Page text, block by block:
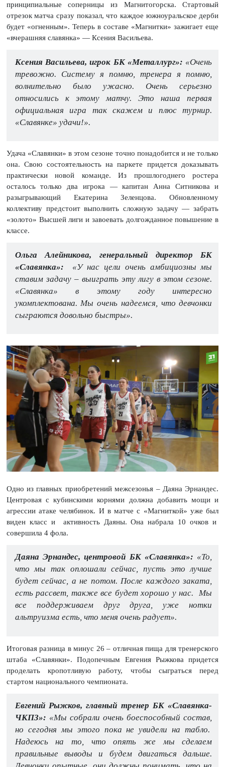
принципиальные соперницы из Магнитогорска. Стартовый
отрезок матча сразу показал, что каждое южноуральское дерби
будет «огненным». Теперь в составе «Магнитки» зажигает еще
«вчерашняя славянка» — Ксения Васильева.
Ксения Васильева, игрок БК «Металлург»: «Очень
тревожно. Систему я помню, тренера я помню,
волнительно было ужасно. Очень серьезно
относились к этому матчу. Это наша первая
официальная игра так скажем и плюс турнир.
«Славянке» удачи!».
Удача «Славянки» в этом сезоне точно понадобится и не только
она. Свою состоятельность на паркете придется доказывать
практически новой команде. Из прошлогоднего ростера
осталось только два игрока — капитан Анна Ситникова и
разыгрывающий Екатерина Зеленцова. Обновленному
коллективу предстоит выполнить сложную задачу — забрать
«золото» Высшей лиги и завоевать долгожданное повышение в
классе.
Ольга Алейникова, генеральный директор БК
«Славянка»: «У нас цели очень амбициозны мы
ставим задачу – выиграть эту лигу в этом сезоне.
«Славянка» в этому году интересно
укомплектована. Мы очень надеемся, что девчонки
сыграются довольно быстры».
Одно из главных приобретений межсезонья – Даяна Эрнандес.
Центровая с кубинскими корнями должна добавить мощи и
агрессии атаке челябинок. И в матче с «Магниткой» уже был
виден класс и активность Даяны. Она набрала 10 очков и
совершила 4 фола.
Даяна Эрнандес, центровой БК «Славянка»: «То,
что мы так оплошали сейчас, пусть это лучше
будет сейчас, а не потом. После каждого заката,
есть рассвет, также все будет хорошо у нас. Мы
все поддерживаем друг друга, уже нотки
альтруизма есть, что меня очень радует».
Итоговая разница в минус 26 – отличная пища для тренерского
штаба «Славянки». Подопечным Евгения Рыжкова придется
проделать кропотливую работу, чтобы сыграться перед
стартом национального чемпионата.
Евгений Рыжков, главный тренер БК «Славянка-
ЧКПЗ»: «Мы собрали очень боеспособный состав,
но сегодня мы этого пока не увидели на табло.
Надеюсь на то, что опять же мы сделаем
правильные выводы и будем двигаться дальше.